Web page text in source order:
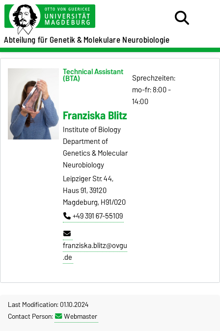
Abteilung für Genetik &Molekulare Neurobiologie
Technical Assistant
(BTA)
Franziska Blitz
Institute of Biology
Department of
Genetics & Molecular
Neurobiology
Leipziger Str. 44,
Haus 91, 39120
Magdeburg, H91/020
+49 391 67-55109
franziska.blitz@ovgu
.de
Sprechzeiten:
mo-fr: 8:00 -
14:00
Last Modification: 01.10.2024
Contact Person:
Webmaster